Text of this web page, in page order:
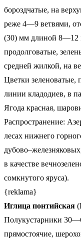
бороздчатые, на
реже 4—9 ветвями,
(30) мм длиной 8—12
продолговатые,
средней жилкой, на
Цветки
линии кладодиев, в
Ягода красная,
Распространение:
лесах нижнего
в качестве
сомкнутого яруса).
{reklama}
Иглица понтийская
Полукустарники
прямостоячие,